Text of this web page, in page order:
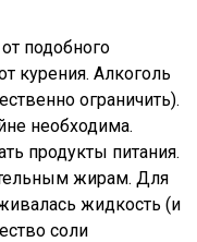
подобного
курения. Алкоголь
ограничить).
необходима.
продукты питания.
жирам. Для
жидкость (и
соли